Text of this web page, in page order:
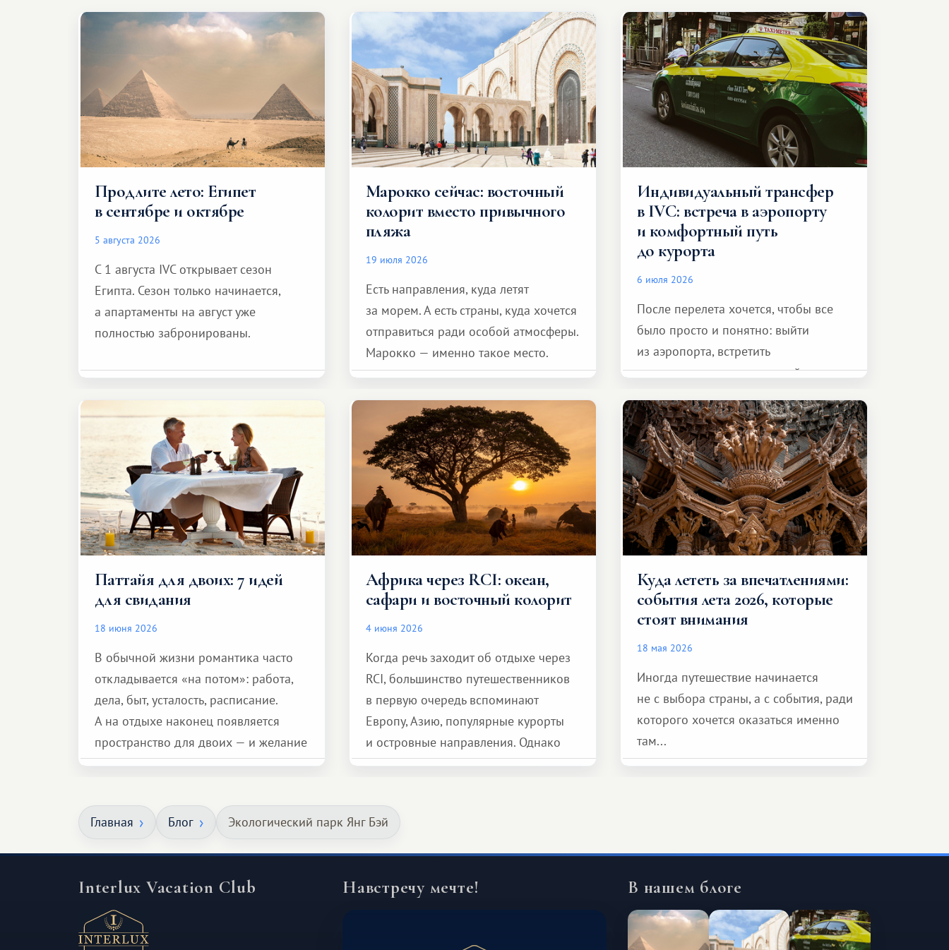
Продлите лето: Египет
в сентябре и октябре
5 августа 2026
С 1 августа IVC открывает сезон
Египта. Сезон только начинается,
а апартаменты на август уже
полностью забронированы.
Марокко сейчас: восточный
колорит вместо привычного
пляжа
19 июля 2026
Есть направления, куда летят
за морем. А есть страны, куда хочется
отправиться ради особой атмосферы.
Марокко — именно такое место.
Индивидуальный трансфер
в IVC: встреча в аэропорту
и комфортный путь
до курорта
6 июля 2026
После перелета хочется, чтобы все
было просто и понятно: выйти
из аэропорта, встретить
представителя транспортной
и спокойно доехать до курорта.
Паттайя для двоих: 7 идей
для свидания
18 июня 2026
В обычной жизни романтика часто
откладывается «на потом»: работа,
дела, быт, усталость, расписание.
А на отдыхе наконец появляется
пространство для двоих — и желание
сделать для близкого человека что-то
масштабное, но тёплое
и запоминающееся :)
Африка через RCI: океан,
сафари и восточный колорит
4 июня 2026
Когда речь заходит об отдыхе через
RCI, большинство путешественников
в первую очередь вспоминают
Европу, Азию, популярные курорты
и островные направления. Однако
возможности обменной системы
и Африка — континент, который
способен подарить совершенно иной
Куда лететь за впечатлениями:
события лета 2026, которые
стоят внимания
18 мая 2026
Иногда путешествие начинается
не с выбора страны, а с события, ради
которого хочется оказаться именно
там...
Главная Блог Экологический парк Янг Бэй
Interlux Vacation Club Навстречу мечте! В нашем блоге